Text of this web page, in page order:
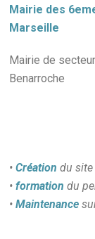
Mairie des
Marseille
Mairie de
Benarroche
•Création du
• formation du
•Maintenance